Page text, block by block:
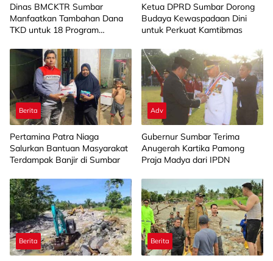
Dinas BMCKTR Sumbar
Manfaatkan Tambahan Dana
TKD untuk 18 Program
Ketua DPRD Sumbar Dorong
Budaya Kewaspadaan Dini
untuk Perkuat Kamtibmas
Berita
Pertamina Patra Niaga
Salurkan Bantuan Masyarakat
Terdampak Banjir di Sumbar
Adv
Gubernur Sumbar Terima
Anugerah Kartika Pamong
Praja Madya dari IPDN
Berita Berita